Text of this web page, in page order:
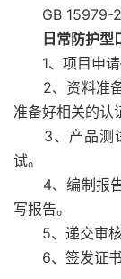
GB 15979-
日常防护型
1、项目申
2、资料准备
准备好相关的认
3、产品测试
试。
4、编制报告
写报告。
5、递交审核
6、签发证书